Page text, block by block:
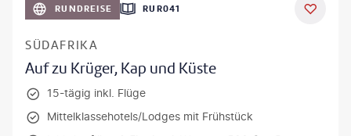
DEAL
RUNDREISE RUR041
SÜDAFRIKA
Auf zu Krüger, Kap und Küste
15-tägig inkl. Flüge
Mittelklassehotels/Lodges mit Frühstück